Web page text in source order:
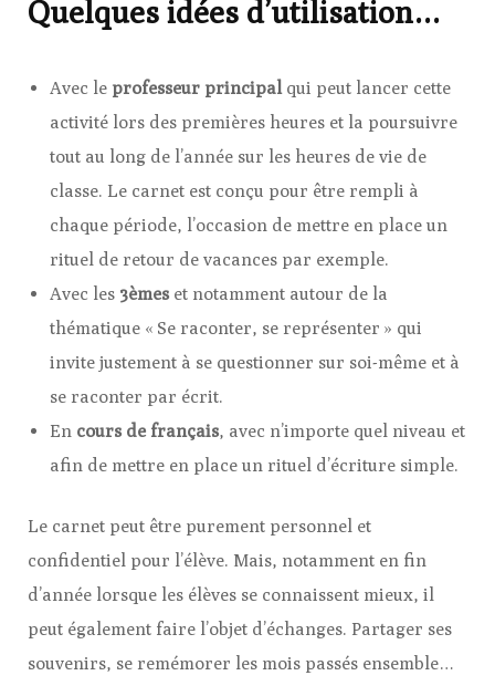
Quelques idées d’utilisation…
Avec le professeur principalqui peut lancer cette
activité lors des premières heures et la poursuivre
tout au long de l’année sur les heures de vie de
classe. Le carnet est conçu pour être rempli à
chaque période, l’occasion de mettre en place un
rituel de retour de vacances par exemple.
Avec les 3èmes et notamment autour de la
thématique « Se raconter, se représenter » qui
invite justement à se questionner sur soi-même et à
se raconter par écrit.
En cours de français, avec n’importe quel niveau et
afin de mettre en place un rituel d’écriture simple.
Le carnet peut être purement personnel et
confidentiel pour l’élève. Mais, notamment en fin
d’année lorsque les élèves se connaissent mieux, il
peut également faire l’objet d’échanges. Partager ses
souvenirs, se remémorer les mois passés ensemble…